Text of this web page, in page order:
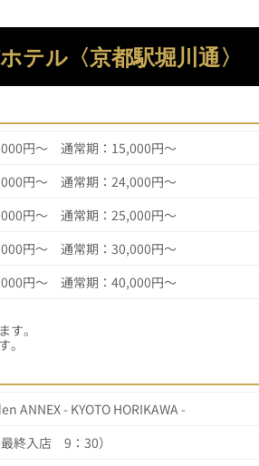
テル〈京都駅堀川通〉
円～ 通常期：15,000円～
円～ 通常期：24,000円～
円～ 通常期：25,000円～
円～ 通常期：30,000円～
円～ 通常期：40,000円～
り、料金は日毎に
ANNEX - KYOTO HORIKAWA -
終入店 9：30）